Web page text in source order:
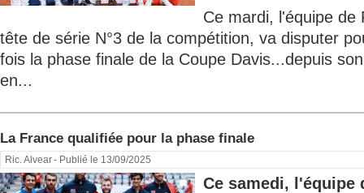
Ce mardi, l'équipe de
tête de série N°3 de la compétition, va disputer
fois la phase finale de la Coupe Davis...depuis
en...
La France qualifiée pour la phase finale
Ric. Alvear- Publié le 13/09/2025
Ce samedi, l'équipe